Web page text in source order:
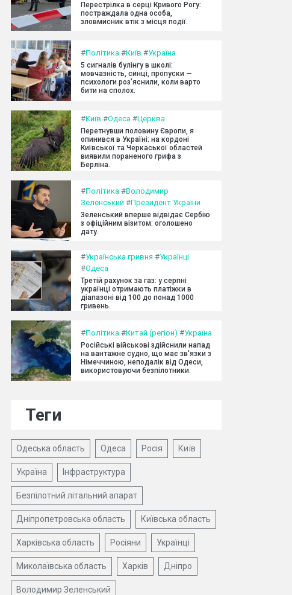
Перестрілка в серці Кривого Рогу:
постраждала одна особа,
зловмисник втік з місця події.
#Політика #Київ #Україна
5 сигналів булінгу в школі:
мовчазність, синці, пропуски —
психологи роз’яснили, коли варто
бити на сполох.
#Київ #Одеса #Церква
Перетнувши половину Європи, я
опинився в Україні: на кордоні
Київської та Черкаської областей
виявили пораненого грифа з
Берліна.
#Політика #Володимир
Зеленський #Президент України
Зеленський вперше відвідає Сербію
з офіційним візитом: оголошено
дату.
#Українська гривня #Українці
#Одеса
Третій рахунок за газ: у серпні
українці отримають платіжки в
діапазоні від 100 до понад 1000
гривень.
#Політика #Китай (регіон) #Україна
Російські військові здійснили напад
на вантажне судно, що має зв'язки з
Німеччиною, неподалік від Одеси,
використовуючи безпілотники.
Теги
Одеська область Одеса Росія Київ
Україна Інфраструктура
Безпілотний літальний апарат
Дніпропетровська область Київська область
Харківська область Росіяни Українці
Миколаївська область Харків Дніпро
Володимир Зеленський